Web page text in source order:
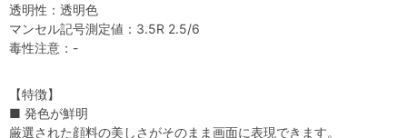
透明性：透明色
マンセル記号測定値：3.5R 2.5/6
毒性注意：-
【特徴】
■ 発色が鮮明
厳選された顔料の美しさがそのまま画面に表現できます。